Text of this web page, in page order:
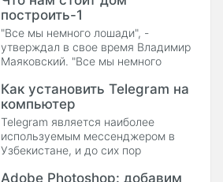
доступны для свободного
использования сотрудниками
компании и не занимали при этом
много места. Сравнительно недавно
производителям офисного
оборудования
построить-1
"Все мы немного лошади", -
утверждал в свое время Владимир
Маяковский. "Все мы немного
поэтическому
Как установить Telegram на
компьютер
Telegram является наиболее
используемым мессенджером в
Узбекистане, и до сих пор
популярность.
Adobe Photoshop: добавим